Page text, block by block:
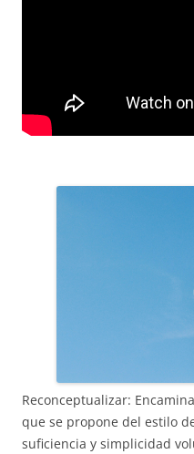
Reconceptualizar:
que se propone del estilo
suficiencia y simplicidad